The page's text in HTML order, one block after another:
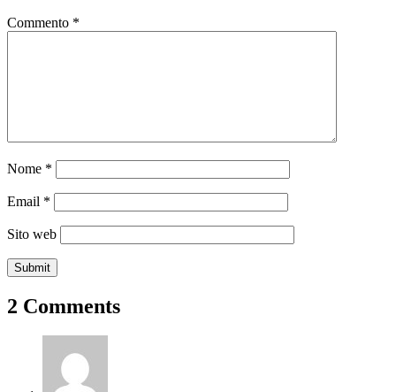
Commento *
Nome *
Email *
Sito web
2 Comments